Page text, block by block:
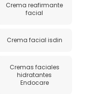
Crema reafirmante
facial
Crema facial isdin
Cremas faciales
hidratantes
Endocare